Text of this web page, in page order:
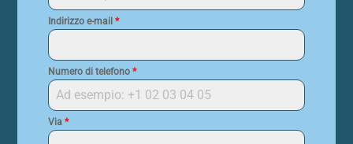
Indirizzo e-mail *
Numero di telefono *
Via *